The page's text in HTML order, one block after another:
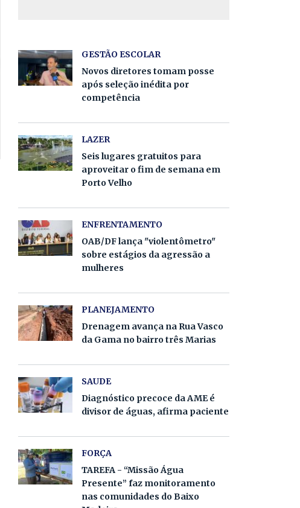
GESTÃO ESCOLAR
Novos diretores tomam posse
após seleção inédita por
competência
LAZER
Seis lugares gratuitos para
aproveitar o fim de semana em
Porto Velho
ENFRENTAMENTO
OAB/DF lança "violentômetro"
sobre estágios da agressão a
mulheres
PLANEJAMENTO
Drenagem avança na Rua Vasco
da Gama no bairro três Marias
SAUDE
Diagnóstico precoce da AME é
divisor de águas, afirma paciente
FORÇA
TAREFA - “Missão Água
Presente” faz monitoramento
nas comunidades do Baixo